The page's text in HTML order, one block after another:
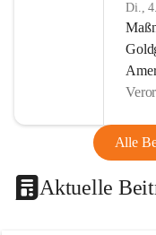
Di.,
Alle
Aktuelle